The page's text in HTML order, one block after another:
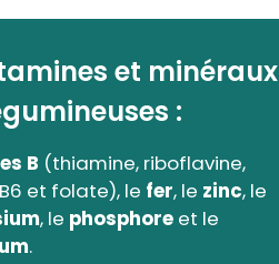
et minéraux
:
B (thiamine, riboflavine,
et folate), le fer, le zinc, le
, le phosphore et le
.